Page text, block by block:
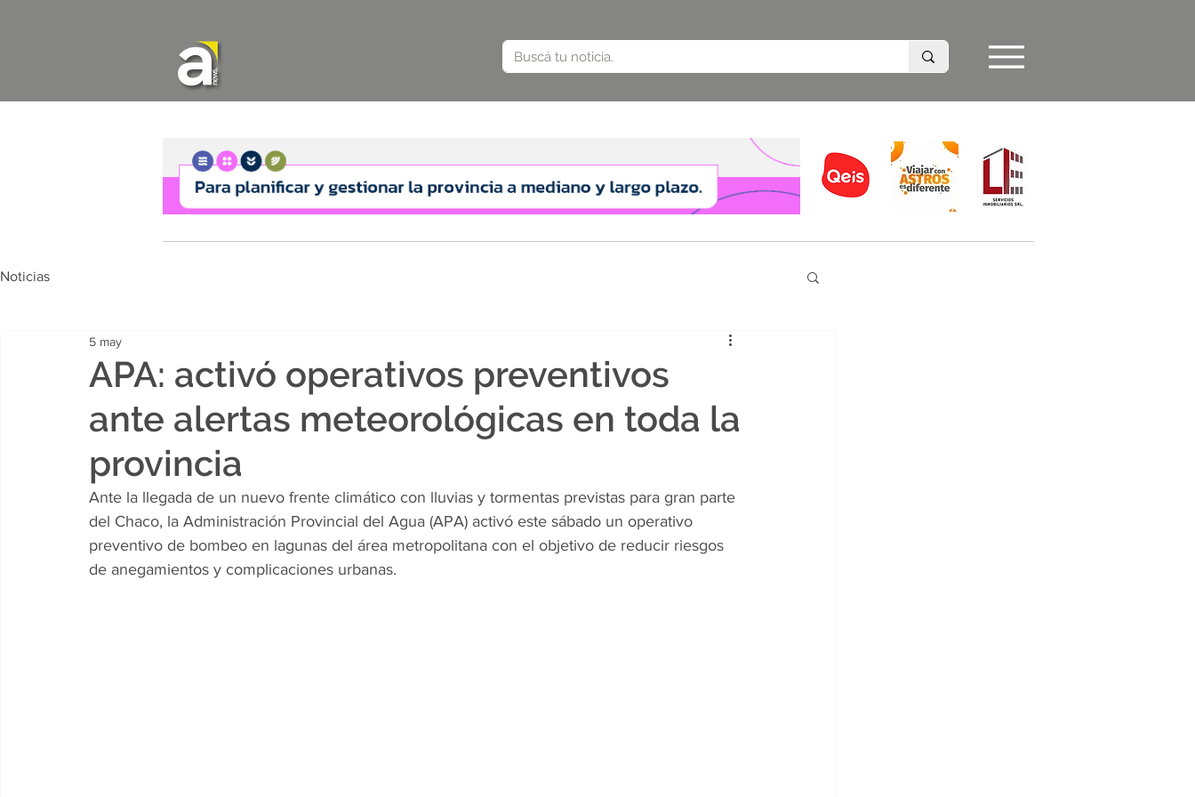
Noticias
APA: activó operativos preventivos
ante alertas meteorológicas en toda la
provincia
5 may
Ante la llegada de un nuevo frente climático con lluvias y tormentas previstas para gran parte
del Chaco, la Administración Provincial del Agua (APA) activó este sábado un operativo
preventivo de bombeo en lagunas del área metropolitana con el objetivo de reducir riesgos
de anegamientos y complicaciones urbanas.